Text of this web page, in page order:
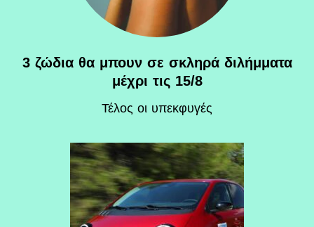
3 ζώδια θα μπουν σε σκληρά διλήμματα
μέχρι τις 15/8
Τέλος οι υπεκφυγές